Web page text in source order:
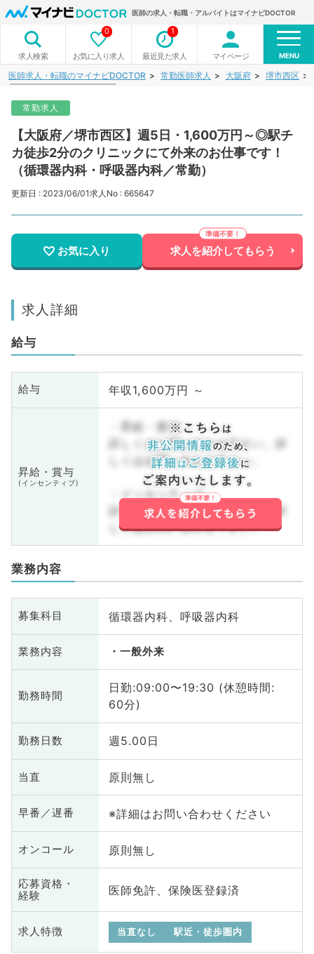
医師の求人・転職・アルバイトはマイナビDOCTOR
求人検索 お気に入り求人
0
最近見た求人
1
マイページ MENU
医師求人・転職のマイナビDOCTOR 常勤医師求人 大阪府 堺市西区
常勤求人
【大阪府／堺市西区】週5日・1,600万円～◎駅チ
カ徒歩2分のクリニックにて外来のお仕事です！
（循環器内科・呼吸器内科／常勤）
更新日 : 2023/06/01求人No : 665647
お気に入り 求人を紹介してもらう
求人詳細
給与
給与 年収1,600万円 ～
昇給・賞与
(インセンティブ)
・昇給・賞与
詳しくはお問い合わせ下さい。詳
しくはお問い合わせ下さい。
・インセンティブ
詳しくはお問い合わせ下さい。詳
しくはお問い合わせ下さい。
業務内容
募集科目 循環器内科、呼吸器内科
業務内容 一般外来
勤務時間
日勤:09:00〜19:30 (休憩時間:
60分)
勤務日数 週5.00日
当直 原則無し
早番／遅番 ※詳細はお問い合わせください
オンコール 原則無し
応募資格・
経験
医師免許、保険医登録済
求人特徴 当直なし 駅近・徒歩圏内